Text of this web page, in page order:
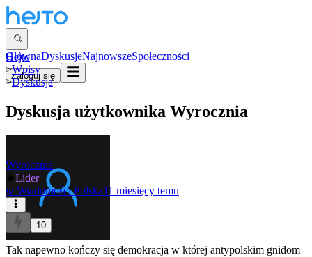
GłównaDyskusjeNajnowszeSpołeczności
Zaloguj się
Hejto
>Wpisy
>Dyskusja
Dyskusja użytkownika Wyrocznia
Wyrocznia
Lider
w Wiadomości Polska11 miesięcy temu
10
Tak napewno kończy się demokracja w której antypolskim gnidom